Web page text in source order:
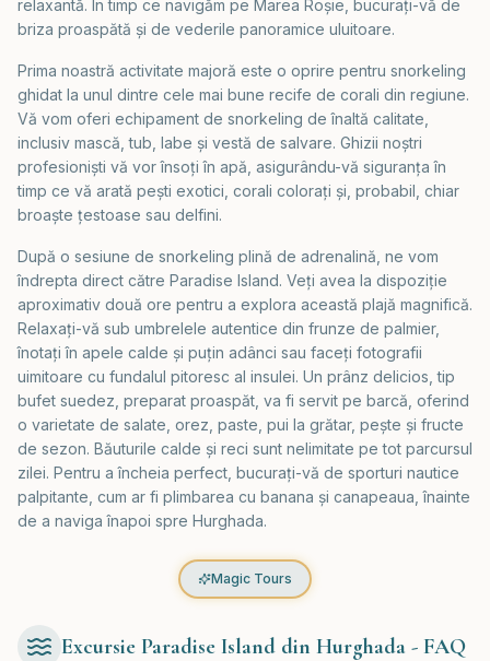
relaxantă. În timp ce navigăm pe Marea Roșie, bucurați-vă de
briza proaspătă și de vederile panoramice uluitoare.
Prima noastră activitate majoră este o oprire pentru snorkeling
ghidat la unul dintre cele mai bune recife de corali din regiune.
Vă vom oferi echipament de snorkeling de înaltă calitate,
inclusiv mască, tub, labe și vestă de salvare. Ghizii noștri
profesioniști vă vor însoți în apă, asigurându-vă siguranța în
timp ce vă arată pești exotici, corali colorați și, probabil, chiar
broaște țestoase sau delfini.
După o sesiune de snorkeling plină de adrenalină, ne vom
îndrepta direct către Paradise Island. Veți avea la dispoziție
aproximativ două ore pentru a explora această plajă magnifică.
Relaxați-vă sub umbrelele autentice din frunze de palmier,
înotați în apele calde și puțin adânci sau faceți fotografii
uimitoare cu fundalul pitoresc al insulei. Un prânz delicios, tip
bufet suedez, preparat proaspăt, va fi servit pe barcă, oferind
o varietate de salate, orez, paste, pui la grătar, pește și fructe
de sezon. Băuturile calde și reci sunt nelimitate pe tot parcursul
zilei. Pentru a încheia perfect, bucurați-vă de sporturi nautice
palpitante, cum ar fi plimbarea cu banana și canapeaua, înainte
de a naviga înapoi spre Hurghada.
Magic Tours
Excursie Paradise Island din Hurghada - FAQ